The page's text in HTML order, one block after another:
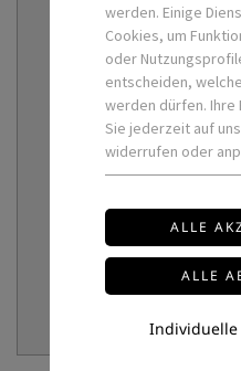
werden. Einige
Cookies, um
oder
entscheiden,
werden dürfen. Ihre
Sie jederzeit auf
widerrufen oder